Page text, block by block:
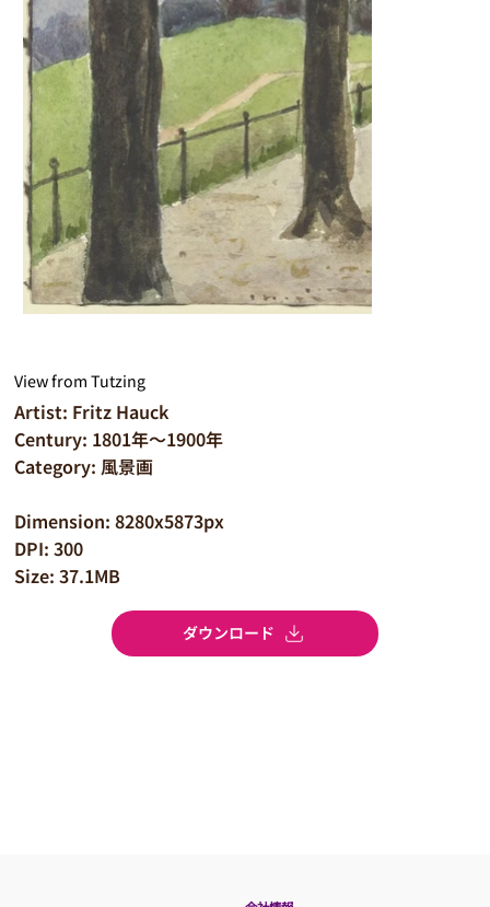
View from Tutzing
Artist: Fritz Hauck
Century: 1801年～1900年
Category: 風景画
Dimension: 8280x5873px
DPI: 300
Size: 37.1MB
ダウンロード